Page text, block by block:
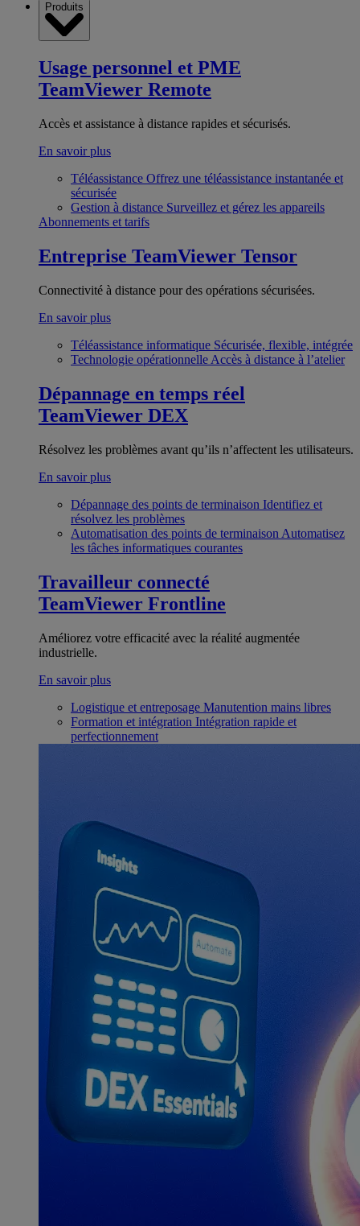
Produits
Usage personnel et PME
TeamViewer Remote
Accès et assistance à distance rapides et sécurisés.
En savoir plus
Téléassistance Offrez une téléassistance instantanée et
sécurisée
Gestion à distance Surveillez et gérez les appareils
Abonnements et tarifs
Entreprise TeamViewer Tensor
Connectivité à distance pour des opérations sécurisées.
En savoir plus
Téléassistance informatique Sécurisée, flexible, intégrée
Technologie opérationnelle Accès à distance à l’atelier
Dépannage en temps réel
TeamViewer DEX
Résolvez les problèmes avant qu’ils n’affectent les utilisateurs.
En savoir plus
Dépannage des points de terminaison Identifiez et
résolvez les problèmes
Automatisation des points de terminaison Automatisez
les tâches informatiques courantes
Travailleur connecté
TeamViewer Frontline
Améliorez votre efficacité avec la réalité augmentée
industrielle.
En savoir plus
Logistique et entreposage Manutention mains libres
Formation et intégration Intégration rapide et
perfectionnement